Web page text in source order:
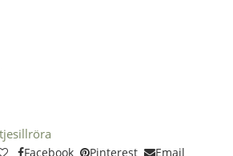
Facebook Pinterest Email